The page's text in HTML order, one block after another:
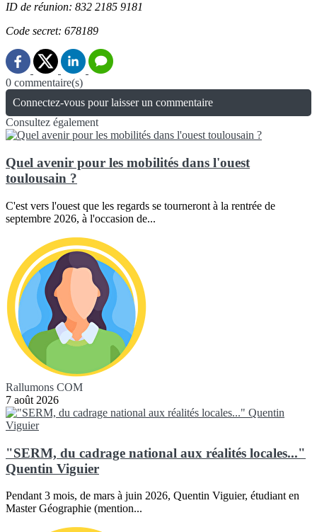
ID de réunion: 832 2185 9181
Code secret: 678189
0 commentaire(s)
Connectez-vous pour laisser un commentaire
Consultez également
Quel avenir pour les mobilités dans l'ouest
toulousain ?
C'est vers l'ouest que les regards se tourneront à la rentrée de
septembre 2026, à l'occasion de...
Rallumons COM
7 août 2026
"SERM, du cadrage national aux réalités locales..."
Quentin Viguier
Pendant 3 mois, de mars à juin 2026, Quentin Viguier, étudiant en
Master Géographie (mention...